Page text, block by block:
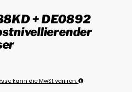
+ DE0892
kann die MwSt variiren.